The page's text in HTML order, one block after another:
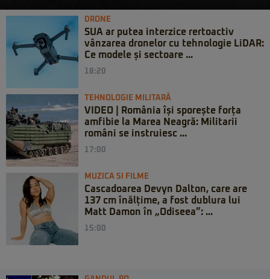
DRONE
SUA ar putea interzice rertoactiv
vânzarea dronelor cu tehnologie LiDAR:
Ce modele și sectoare ...
18:20
TEHNOLOGIE MILITARĂ
VIDEO | România își sporește forța
amfibie la Marea Neagră: Militarii
români se instruiesc ...
17:00
MUZICA SI FILME
Cascadoarea Devyn Dalton, care are
137 cm înălțime, a fost dublura lui
Matt Damon în „Odiseea”: ...
15:00